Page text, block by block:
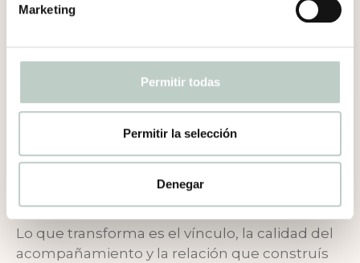
Marketing
Permitir todas
Permitir la selección
Denegar
Puede influir en la elección inicial, en la
comodidad y en tu seguridad emocional para
empezar.
no determina la eficacia del
Lo que transforma es el vínculo, la calidad del
acompañamiento y la relación que construís